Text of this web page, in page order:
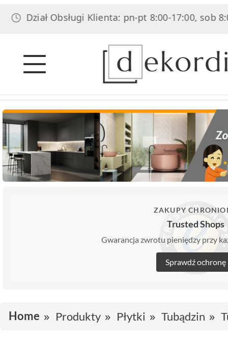
Obsługi Klienta: pn-pt 8:00-17:00, sob 8:00-14:00
ZAKUPY
Trusted Shops
Gwarancja zwrotu pieniędzy przy
Sprawdź ochronę
Home Produkty Płytki Tubądzin